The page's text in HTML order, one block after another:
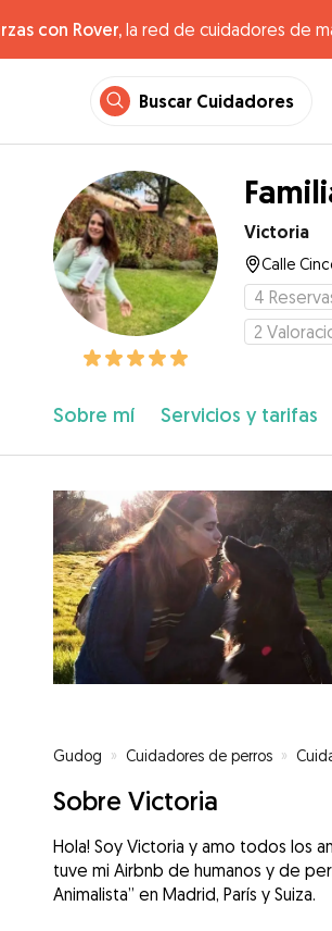
con Rover, la red de cuidadores de
Buscar Cuidadores
Victoria
Calle
4
2
Sobre mí Servicios y tarifas
Gudog » Cuidadores de perros »
Sobre Victoria
Hola! Soy Victoria y amo todos los
tuve mi Airbnb de humanos y de
Animalista” en Madrid, París y Suiza.